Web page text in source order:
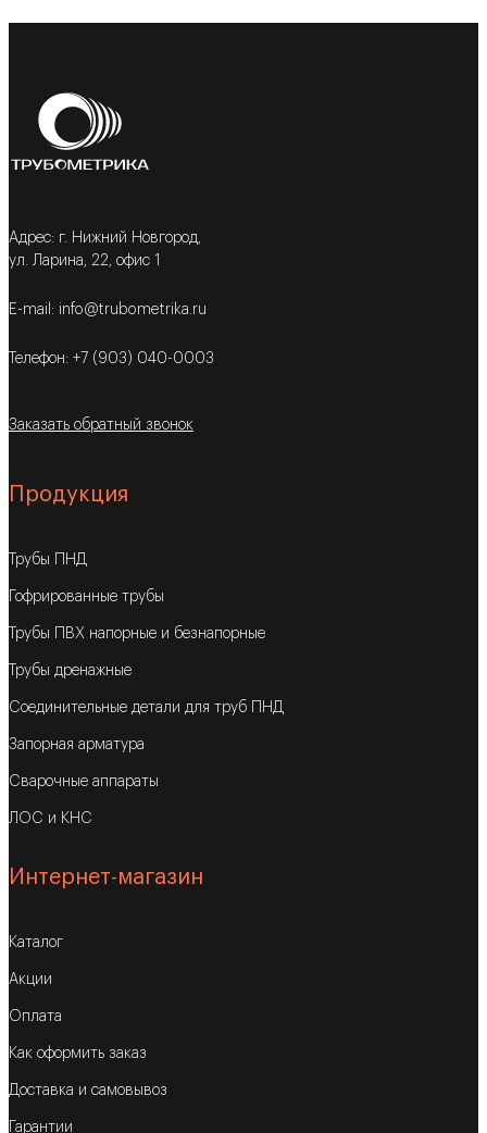
Адрес: г. Нижний Новгород,
ул. Ларина, 22, офис 1
E-mail: info@trubometrika.ru
Телефон: +7 (903) 040-0003
Заказать обратный звонок
Продукция
Трубы ПНД
Гофрированные трубы
Трубы ПВХ напорные и безнапорные
Трубы дренажные
Соединительные детали для труб ПНД
Запорная арматура
Сварочные аппараты
ЛОС и КНС
Интернет-магазин
Каталог
Акции
Оплата
Как оформить заказ
Доставка и самовывоз
Гарантии